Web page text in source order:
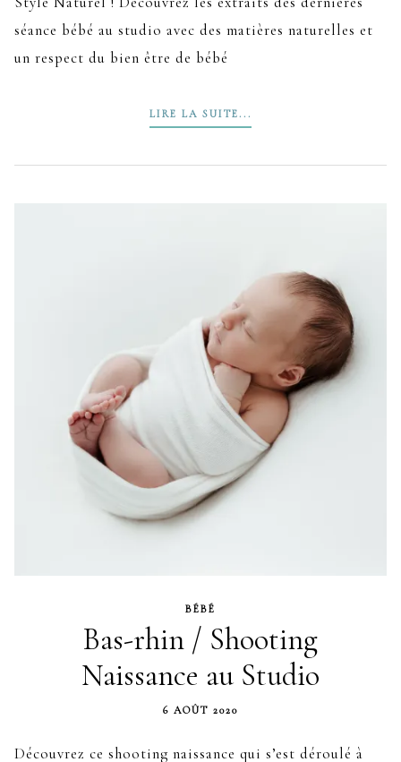
séance bébé au studio avec des matières naturelles et
un respect du bien être de bébé
LIRE LA SUITE...
BÉBÉ
Bas-rhin / Shooting
Naissance au Studio
6 AOÛT 2020
Découvrez ce shooting naissance qui s’est déroulé à